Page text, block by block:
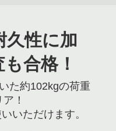
久性に加
合格！
た約102kgの荷重
！
いただけます。